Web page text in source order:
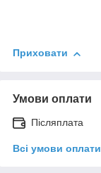
Приховати
Умови оплати
Післяплата
Всі умови оплати